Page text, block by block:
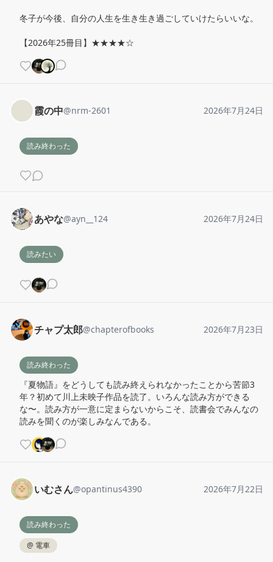
冬子が今後、自分の人生を生き生き過ごしていけたらいいな。
【2026年25冊目】★★★★☆
霞の中@nrm-2601 2026年7月24日
読み終わった
あやな@ayn__124 2026年7月24日
読みたい
チャプ太郎@chapterofbooks 2026年7月23日
読み終わった
『夏物語』をどうしても読み終えられなかったことから苦節3
年？初めて川上未映子作品を読了。いろんな読み方ができる
な〜。読み方が一意に定まらないからこそ、読書会でみんなの
読みを聞くのが楽しみなんである。
いむさん@opantinus4390 2026年7月22日
読み終わった
@ 電車